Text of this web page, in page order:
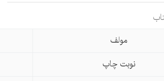
مولف
نوبت چاپ